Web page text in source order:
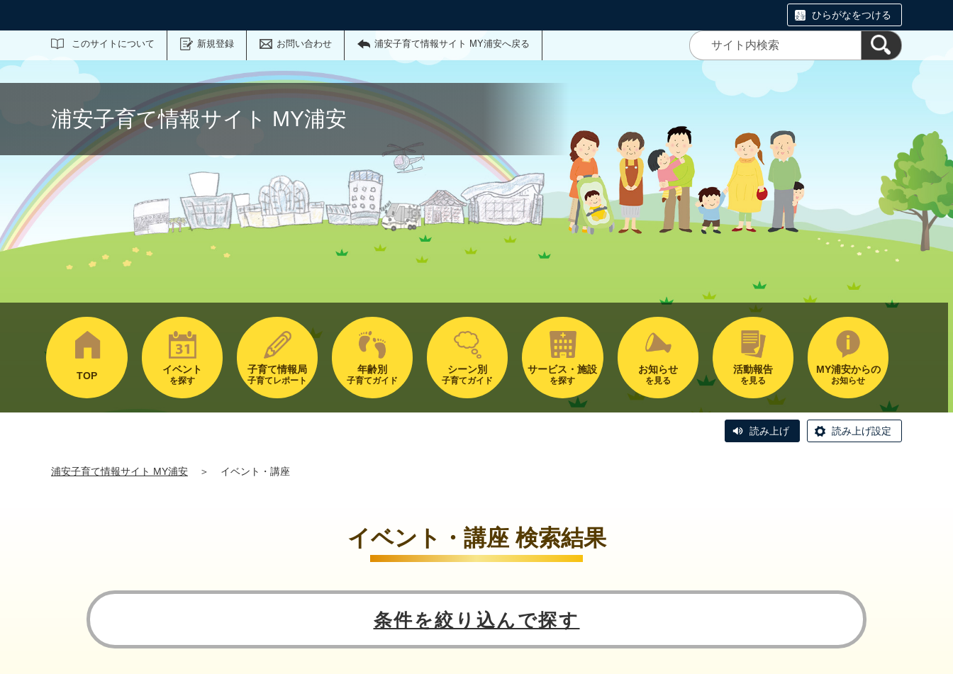
ひらがなをつける
このサイトについて 新規登録 お問い合わせ 浦安子育て情報サイト MY浦安へ戻る
サイト内検索
浦安子育て情報サイト MY浦安
TOP
イベント
を探す
子育て情報局
子育てレポート
年齢別
子育てガイド
シーン別
子育てガイド
サービス・施設
を探す
お知らせ
を見る
活動報告
を見る
MY浦安からの
お知らせ
読み上げ 読み上げ設定
浦安子育て情報サイト MY浦安 ＞ イベント・講座
イベント・講座 検索結果
条件を絞り込んで探す